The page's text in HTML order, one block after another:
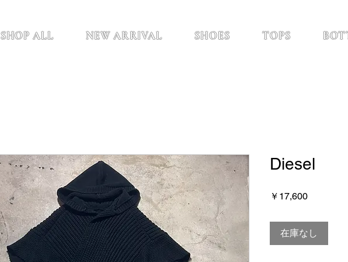
SHOP ALL NEW ARRIVAL SHOES TOPS
Diesel
￥17,600価
在庫なし